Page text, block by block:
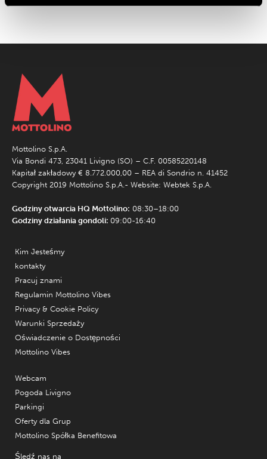
Mottolino S.p.A.
Via Bondi 473, 23041 Livigno (SO) – C.F. 00585220148
Kapitał zakładowy € 8.772.000,00 – REA di Sondrio n. 41452
Copyright 2019 Mottolino S.p.A.- Website: Webtek S.p.A.
Godziny otwarcia HQ Mottolino: 08:30–18:00
Godziny działania gondoli: 09:00-16:40
Kim Jesteśmy
kontakty
Pracuj znami
Regulamin Mottolino Vibes
Privacy & Cookie Policy
Warunki Sprzedaży
Oświadczenie o Dostępności
Mottolino Vibes
Webcam
Pogoda Livigno
Parkingi
Oferty dla Grup
Mottolino Spółka Benefitowa
Śledź nas na